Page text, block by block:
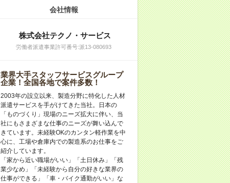
会社情報
株式会社テクノ・サービス
労働者派遣事業許可番号:派13-080693
業界大手スタッフサービスグループ
企業！全国各地で案件多数！
2003年の設立以来、製造分野に特化した人材
派遣サービスを手がけてきた当社。日本の
「ものづくり」現場のニーズ拡大に伴い、当
社にもさまざまな仕事のニーズが舞い込んで
きています。未経験OKのカンタン軽作業を中
心に、工場や倉庫内での製造系のお仕事をご
紹介しています。
「家から近い職場がいい」「土日休み」「残
業少なめ」「未経験から自分の好きな業界の
仕事ができる」「車・バイク通勤がいい」な